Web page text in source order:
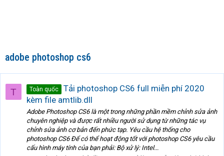
adobe photoshop cs6
T Toàn quốc
Tải photoshop CS6 full miễn phí 2020
kèm file amtlib.dll
Adobe Photoshop CS6 là một trong những phần mềm chỉnh sửa ảnh
chuyên nghiệp và được rất nhiều người sử dụng từ những tác vụ
chỉnh sửa ảnh cơ bản đến phức tạp. Yêu cầu hệ thống cho
photoshop CS6 Để có thể hoạt động tốt với photoshop CS6 yêu cầu
cấu hình máy tính của bạn phải: Bộ xử lý: Intel...